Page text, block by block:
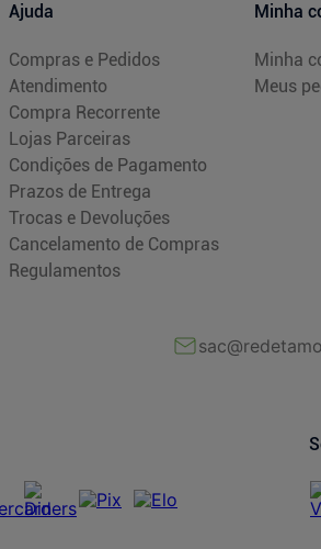
Ajuda
Compras e Pedidos
Atendimento
Compra Recorrente
Lojas Parceiras
Condições de Pagamento
Prazos de Entrega
Trocas e Devoluções
Cancelamento de Compras
Regulamentos
Minha
Minha
Meus